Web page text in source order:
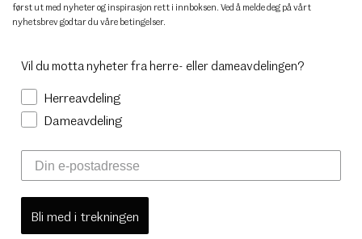
først ut med nyheter og inspirasjon rett i innboksen. Ved å melde deg på vårt
nyhetsbrev godtar du våre betingelser.
Vil du motta nyheter fra herre- eller dameavdelingen?
Herreavdeling
Dameavdeling
Bli med i trekningen